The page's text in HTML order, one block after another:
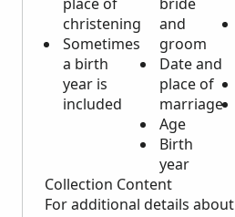
christening
Sometimes
a birth
year is
included
and
groom
Date and
place of
marriage
Age
Birth
year
Collection Content
For additional details about